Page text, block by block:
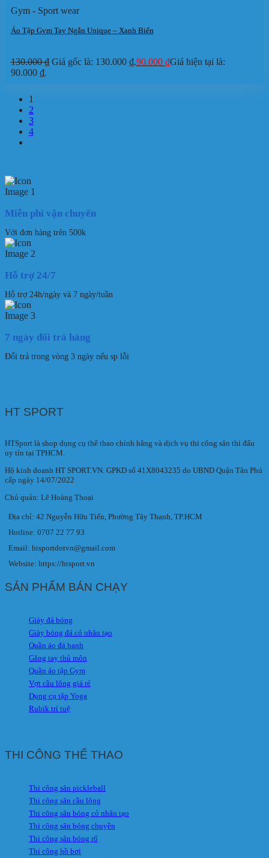
Gym - Sport wear
Áo Tập Gym Tay Ngắn Unique – Xanh Biển
130.000₫ Giá gốc là: 130.000 ₫.90.000 ₫Giá hiện tại là:
90.000 ₫.
1
2
3
4
Miễn phí vận chuyển
Với đơn hàng trên 500k
Hỗ trợ 24/7
Hỗ trợ 24h/ngày và 7 ngày/tuần
7 ngày đổi trả hàng
Đổi trả trong vòng 3 ngày nếu sp lỗi
HT SPORT
HTSport là shop dụng cụ thể thao chính hãng và dịch vụ thi công sân thi đấu
uy tín tại TPHCM.
Hộ kinh doanh HT SPORT.VN. GPKD số 41X8043235 do UBND Quận Tân Phú
cấp ngày 14/07/2022
Chủ quản: Lê Hoàng Thoại
Địa chỉ: 42 Nguyễn Hữu Tiến, Phường Tây Thạnh, TP.HCM
Hotline: 0707 22 77 93
Email: htsportdotvn@gmail.com
Website: https://htsport.vn
SẢN PHẨM BÁN CHẠY
Giày đá bóng
Giày bóng đá cỏ nhân tạo
Quần áo đá banh
Găng tay thủ môn
Quần áo tập Gym
Vợt cầu lông giá rẻ
Dụng cụ tập Yoga
Rubik trí tuệ
THI CÔNG THỂ THAO
Thi công sân pickleball
Thi công sân cầu lông
Thi công sân bóng cỏ nhân tạo
Thi công sân bóng chuyền
Thi công sân bóng rổ
Thi công hồ bơi